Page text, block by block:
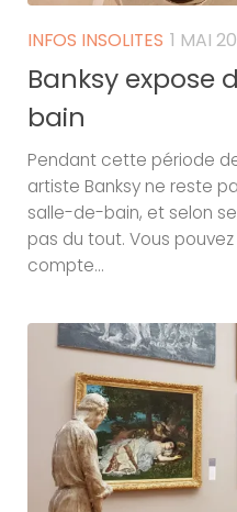
INFOS INSOLITES 1 MAI
Banksy expose
bain
Pendant cette période
artiste Banksy ne reste
salle-de-bain, et selon
pas du tout. Vous
compte...